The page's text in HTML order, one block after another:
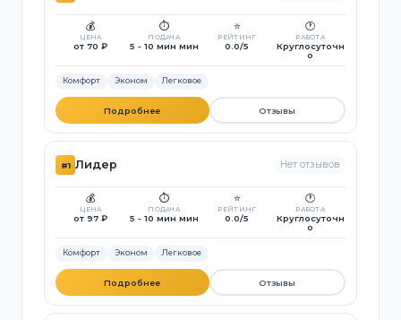
💰
ЦЕНА
от 70 ₽
⏱️
ПОДАЧА
5 - 10 мин мин
⭐
РЕЙТИНГ
0.0/5
🕐
РАБОТА
Круглосуточн
о
Комфорт Эконом Легковое
Подробнее Отзывы
#1 Лидер Нет отзывов
💰
ЦЕНА
от 97 ₽
⏱️
ПОДАЧА
5 - 10 мин мин
⭐
РЕЙТИНГ
0.0/5
🕐
РАБОТА
Круглосуточн
о
Комфорт Эконом Легковое
Подробнее Отзывы